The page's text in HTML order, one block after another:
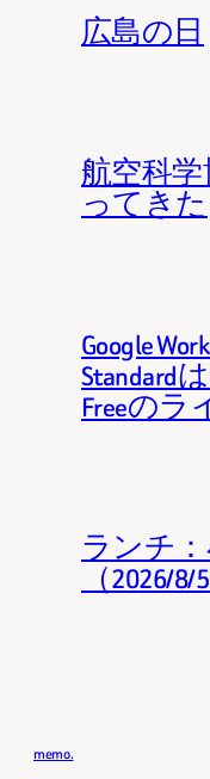
広島の日
航空科
ってきた
Google
Standard
Freeのラ
ランチ
（2026/8/5
memo.